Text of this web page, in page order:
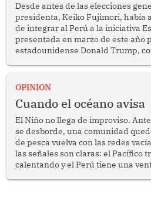
Desde antes de las elecciones
presidenta, Keiko Fujimori, había
de integrar al Perú a la iniciativa
presentada en marzo de este año
estadounidense Donald Trump,
OPINION
Cuando el océano avisa
El Niño no llega de improviso.
se desborde, una comunidad
de pesca vuelva con las redes
las señales son claras: el Pacífico
calentando y el Perú tiene una